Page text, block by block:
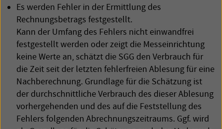
Es werden Fehler in der Ermittlung des
Rechnungsbetrags festgestellt.
Kann der Umfang des Fehlers nicht einwandfrei
festgestellt werden oder zeigt die Messeinrichtung
keine Werte an, schätzt die SGG den Verbrauch für
die Zeit seit der letzten fehlerfreien Ablesung für eine
Nachberechnung. Grundlage für die Schätzung ist
der durchschnittliche Verbrauch des dieser Ablesung
vorhergehenden und des auf die Feststellung des
Fehlers folgenden Abrechnungszeitraums. Ggf. wird